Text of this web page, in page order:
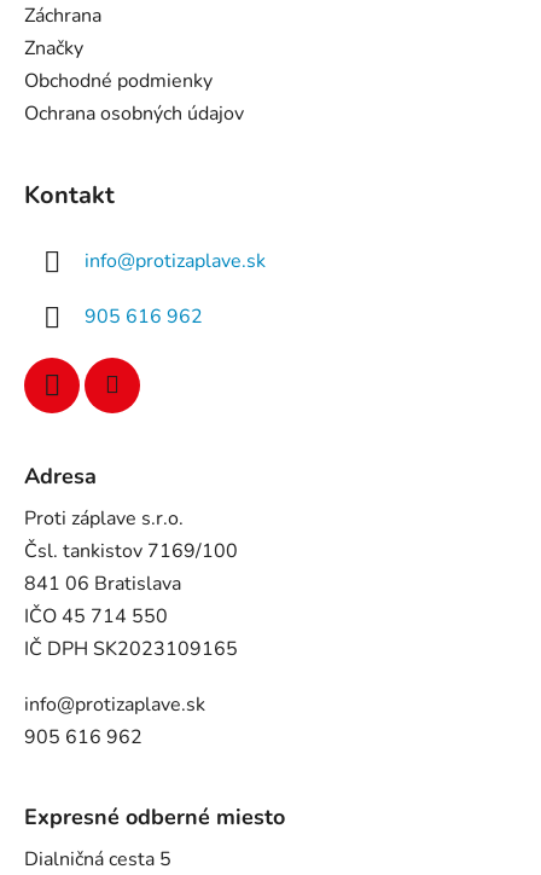
Záchrana
Značky
Obchodné podmienky
Ochrana osobných údajov
Kontakt
info@protizaplave.sk
905 616 962
Adresa
Proti záplave s.r.o.
Čsl. tankistov 7169/100
841 06 Bratislava
IČO 45 714 550
IČ DPH SK2023109165
info@protizaplave.sk
905 616 962
Expresné odberné miesto
Dialničná cesta 5